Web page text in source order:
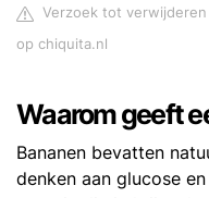
Verzoek tot verwijderen
op chiquita.nl
Waarom geeft
Bananen bevatten
denken aan glucose